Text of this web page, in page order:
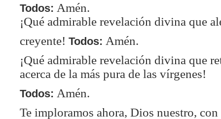
Todos: Amén.
¡Qué admirable revelación divina que
creyente! Todos: Amén.
¡Qué admirable revelación divina que
acerca de la más pura de las vírgenes!
Todos: Amén.
Te imploramos ahora, Dios nuestro, con